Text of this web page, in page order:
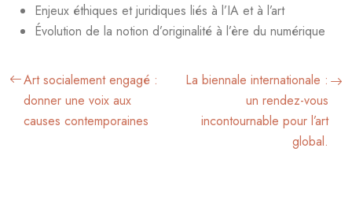
Enjeux éthiques et juridiques liés à l’IA et à l’art
Évolution de la notion d’originalité à l’ère du numérique
Art socialement engagé :
donner une voix aux
causes contemporaines
La biennale internationale :
un rendez-vous
incontournable pour l’art
global.